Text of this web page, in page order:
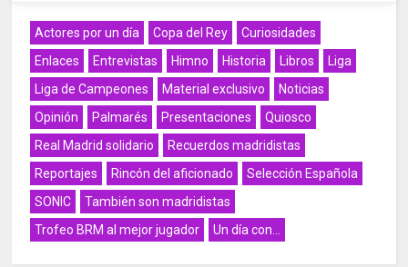
Actores por un día Copa del Rey
Curiosidades
Enlaces
Entrevistas Himno Historia Libros
Liga
Liga de Campeones
Material exclusivo
Noticias
Opinión
Palmarés Presentaciones
Quiosco
Real Madrid solidario
Recuerdos madridistas
Reportajes
Rincón del aficionado
Selección Española
SONIC
También son madridistas
Trofeo BRM al mejor jugador
Un día con...